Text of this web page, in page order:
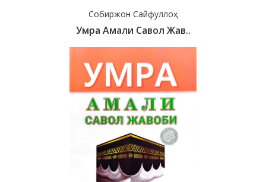
Собиржон Сайфуллоҳ
Умра Амали Савол Жав..